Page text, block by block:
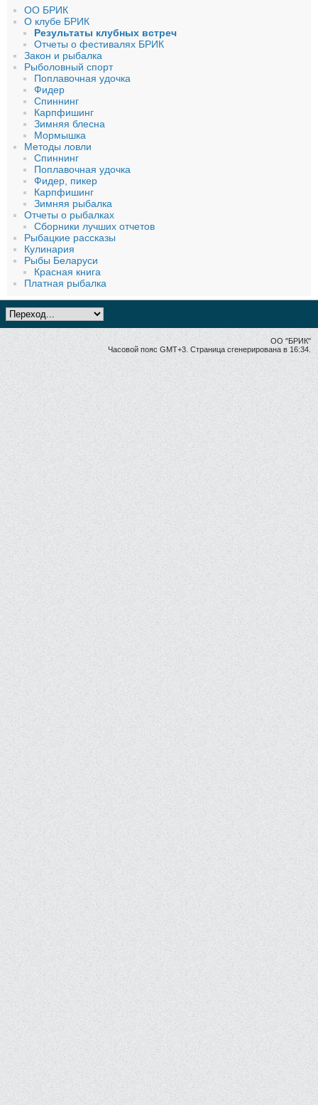
ОО БРИК
О клубе БРИК
Результаты клубных встреч
Отчеты о фестивалях БРИК
Закон и рыбалка
Рыболовный спорт
Поплавочная удочка
Фидер
Спиннинг
Карпфишинг
Зимняя блесна
Мормышка
Методы ловли
Спиннинг
Поплавочная удочка
Фидер, пикер
Карпфишинг
Зимняя рыбалка
Отчеты о рыбалках
Сборники лучших отчетов
Рыбацкие рассказы
Кулинария
Рыбы Беларуси
Красная книга
Платная рыбалка
ОО "БРИК"
Часовой пояс GMT+3. Страница сгенерирована в 16:34.